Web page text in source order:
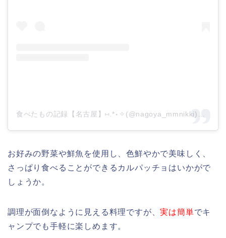
お好みの野菜や鮮魚を使用し、色鮮やかで美味しく、
さっぱり食べることができるカルパッチョはいかがで
しょうか。
調理が面倒なように見える料理ですが、実は簡単でキ
ャンプでも手軽に楽しめます。